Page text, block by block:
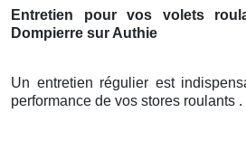
Entretien pour vos volets
Dompierre sur Authie
Un entretien régulier est
performance de vos stores roulants .